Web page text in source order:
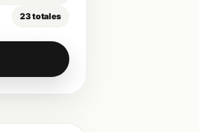
23 totales